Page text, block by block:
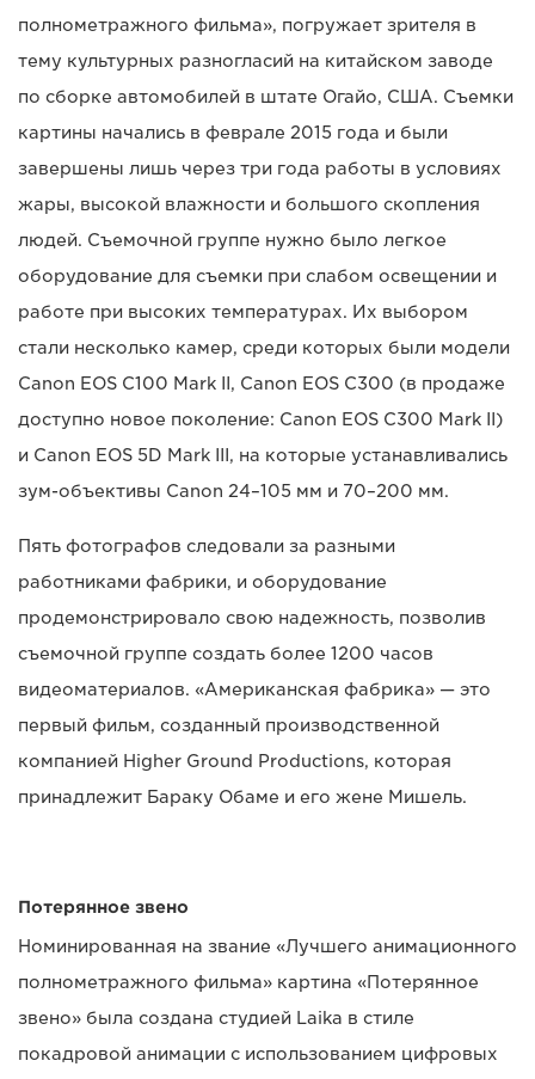
полнометражного фильма», погружает зрителя в
тему культурных разногласий на китайском заводе
по сборке автомобилей в штате Огайо, США. Съемки
картины начались в феврале 2015 года и были
завершены лишь через три года работы в условиях
жары, высокой влажности и большого скопления
людей. Съемочной группе нужно было легкое
оборудование для съемки при слабом освещении и
работе при высоких температурах. Их выбором
стали несколько камер, среди которых были модели
Canon EOS C100 Mark II, Canon EOS C300 (в продаже
доступно новое поколение: Canon EOS C300 Mark II)
и Canon EOS 5D Mark III, на которые устанавливались
зум-объективы Canon 24–105 мм и 70–200 мм.
Пять фотографов следовали за разными
работниками фабрики, и оборудование
продемонстрировало свою надежность, позволив
съемочной группе создать более 1200 часов
видеоматериалов. «Американская фабрика» — это
первый фильм, созданный производственной
компанией Higher Ground Productions, которая
принадлежит Бараку Обаме и его жене Мишель.
Потерянное звено
Номинированная на звание «Лучшего анимационного
полнометражного фильма» картина «Потерянное
звено» была создана студией Laika в стиле
покадровой анимации с использованием цифровых